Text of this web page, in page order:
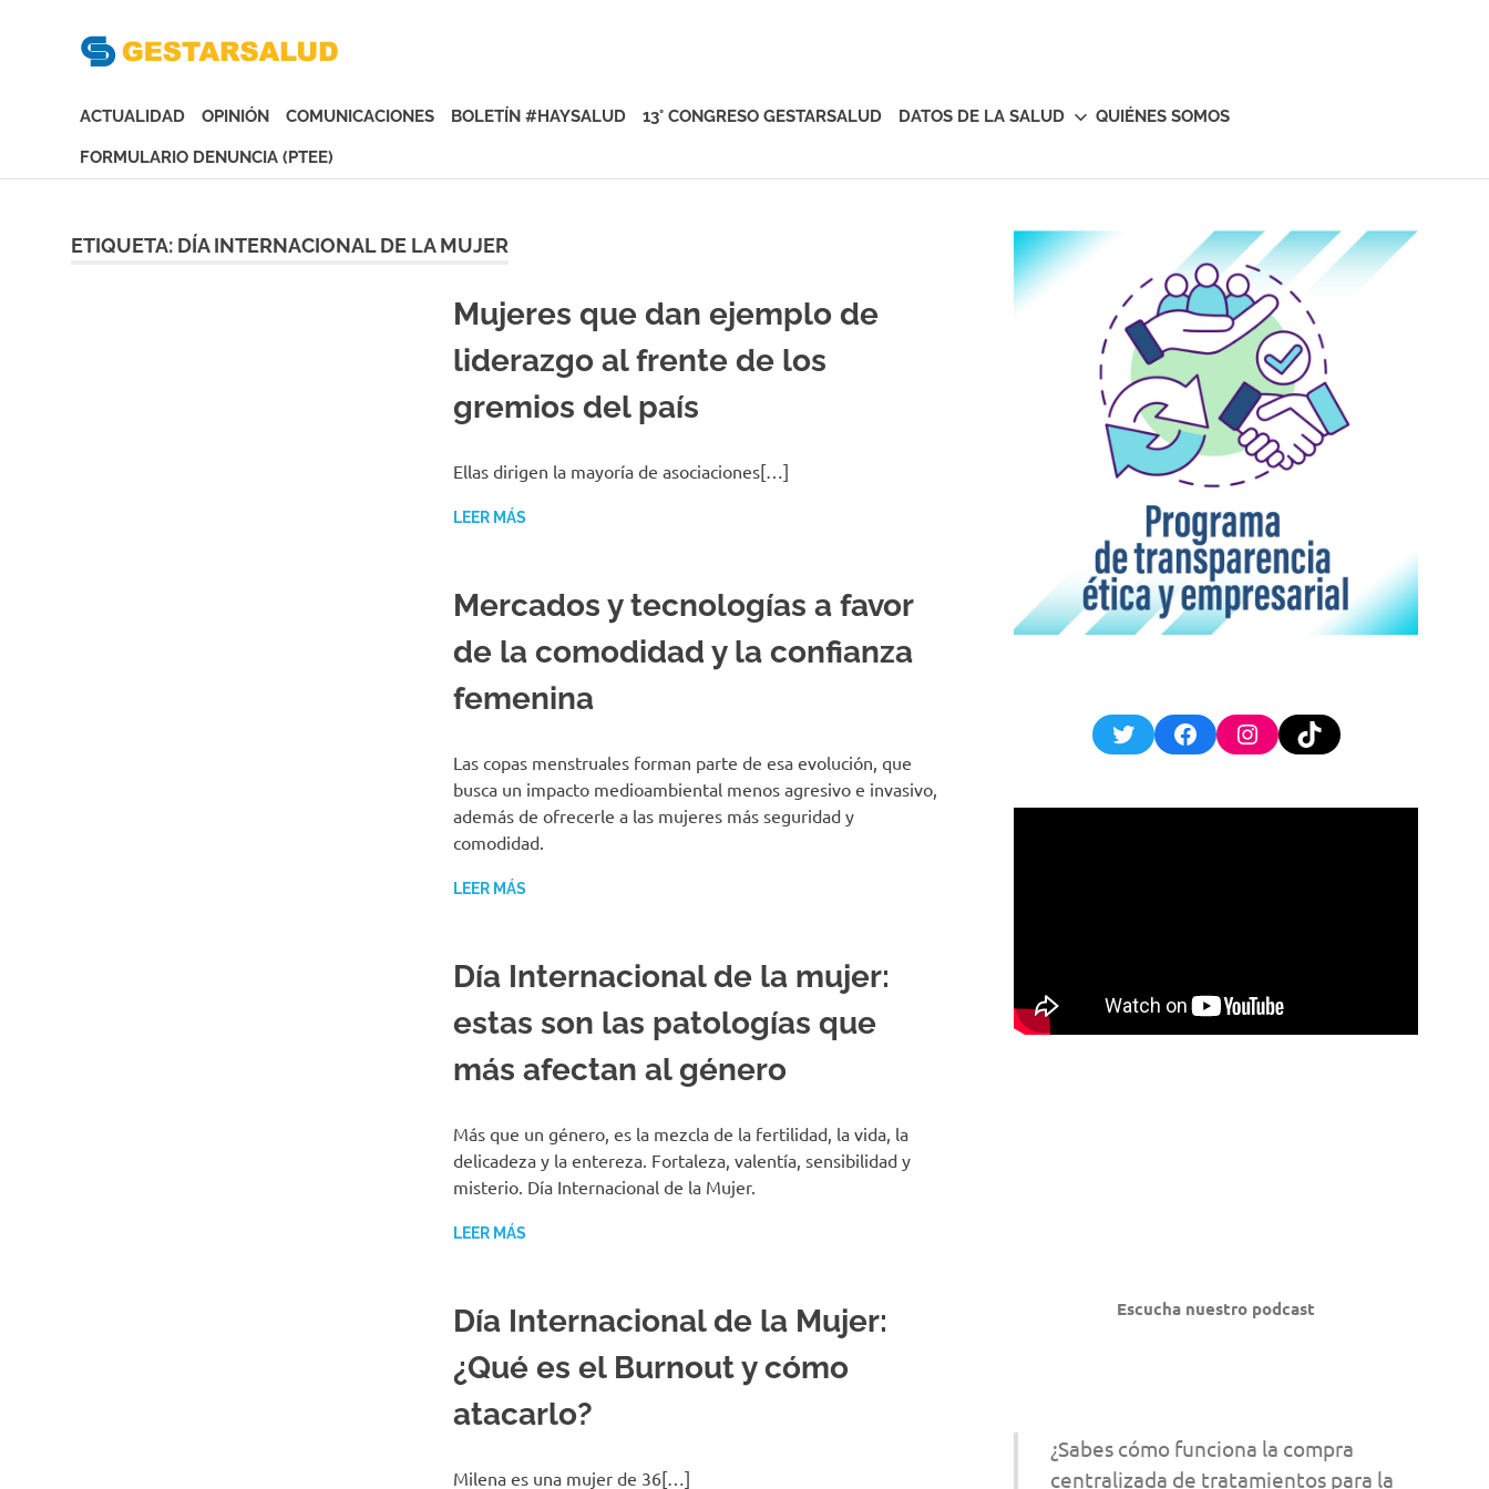
contenido
de
Gestoras
del
la
ACTUALIDAD OPINIÓN COMUNICACIONES BOLETÍN #HAYSALUD 13° CONGRESO GESTARSALUD DATOS DE LA SALUD QUIÉNES SOMOS
FORMULARIO DENUNCIA (PTEE)
ETIQUETA: DÍA INTERNACIONAL DE LA MUJER
Mujeres que dan ejemplo de
liderazgo al frente de los
gremios del país
Ellas dirigen la mayoría de asociaciones[…]
LEER MÁS
Mercados y tecnologías a favor
de la comodidad y la confianza
femenina
Las copas menstruales forman parte de esa evolución, que
busca un impacto medioambiental menos agresivo e invasivo,
además de ofrecerle a las mujeres más seguridad y
comodidad.
LEER MÁS
Día Internacional de la mujer:
estas son las patologías que
más afectan al género
Más que un género, es la mezcla de la fertilidad, la vida, la
delicadeza y la entereza. Fortaleza, valentía, sensibilidad y
misterio. Día Internacional de la Mujer.
LEER MÁS
Día Internacional de la Mujer:
¿Qué es el Burnout y cómo
atacarlo?
Milena es una mujer de 36[…]
TwitterFacebookInstagram
TikTok
Escucha nuestro podcast
¿Sabes cómo funciona la compra
centralizada de tratamientos para la